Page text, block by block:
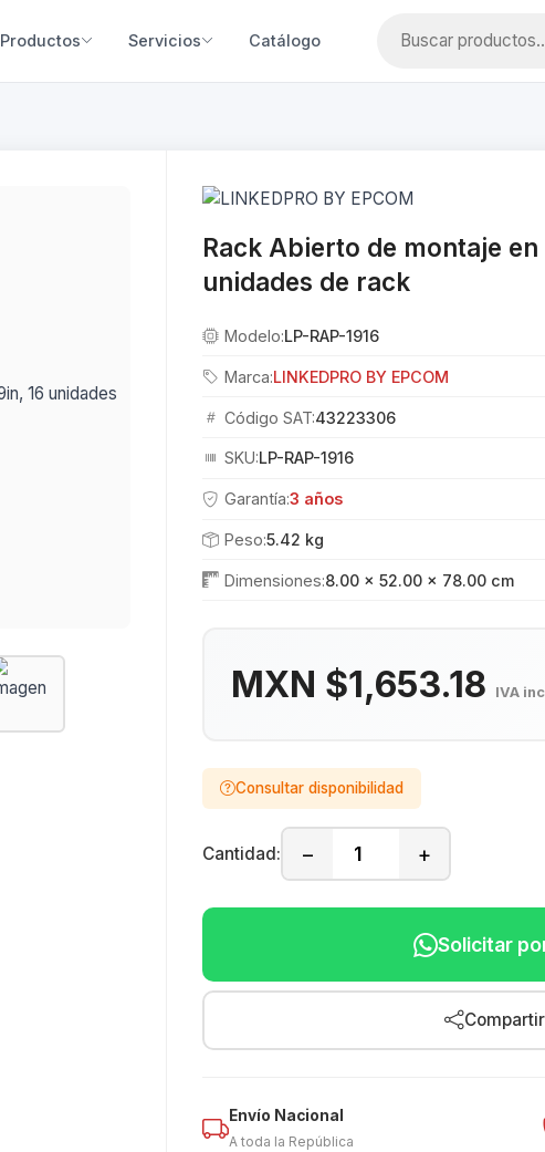
Productos Servicios Catálogo
Rack Abierto de montaje en
unidades de rack
Modelo:LP-RAP-1916
Marca:LINKEDPRO BY EPCOM
Código SAT:43223306
SKU:LP-RAP-1916
Garantía:3 años
Peso:5.42 kg
Dimensiones:8.00 × 52.00 × 78.00 cm
MXN $1,653.18 IVA
Consultar disponibilidad
Cantidad: − +
Solicitar
Envío Nacional
A toda la República